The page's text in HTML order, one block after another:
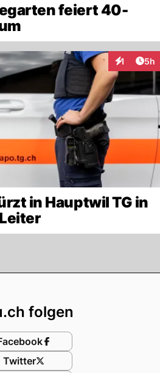
feiert 40-
1 5h
in Hauptwil TG in
folgen
Twitter